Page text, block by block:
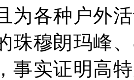
为各种户外
珠穆朗玛峰
事实证明高